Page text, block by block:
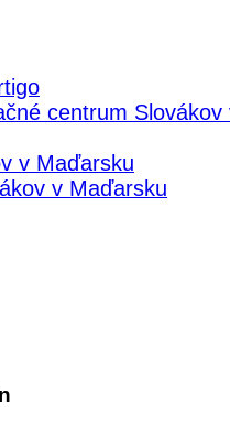
centrum Slovákov
v Maďarsku
v Maďarsku